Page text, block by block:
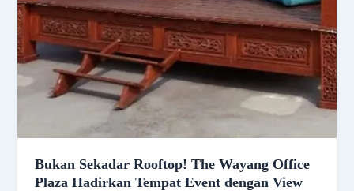
Bukan Sekadar Rooftop! The Wayang Office
Plaza Hadirkan Tempat Event dengan View